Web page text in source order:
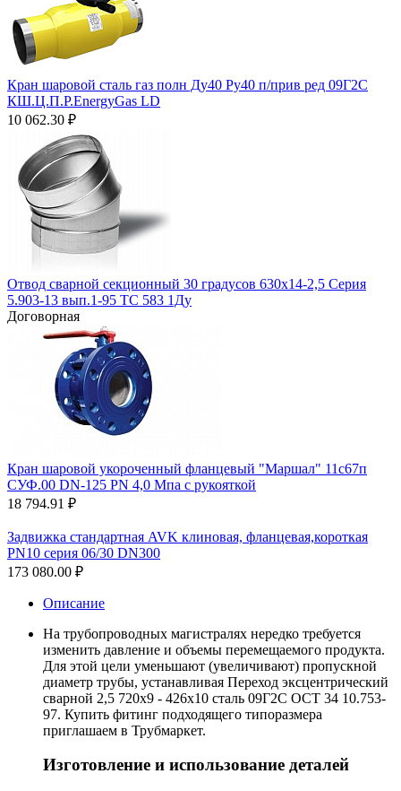
Кран шаровой сталь газ полн Ду40 Ру40 п/прив ред 09Г2С
КШ.Ц.П.Р.EnergyGas LD
10 062.30 ₽
Отвод сварной секционный 30 градусов 630х14-2,5 Серия
5.903-13 вып.1-95 ТС 583 1Ду
Договорная
Кран шаровой укороченный фланцевый "Маршал" 11с67п
СУФ.00 DN-125 PN 4,0 Мпа с рукояткой
18 794.91 ₽
Задвижка стандартная AVK клиновая, фланцевая,короткая
PN10 cерия 06/30 DN300
173 080.00 ₽
Описание
На трубопроводных магистралях нередко требуется
изменить давление и объемы перемещаемого продукта.
Для этой цели уменьшают (увеличивают) пропускной
диаметр трубы, устанавливая Переход эксцентрический
сварной 2,5 720х9 - 426х10 сталь 09Г2С ОСТ 34 10.753-
97. Купить фитинг подходящего типоразмера
приглашаем в Трубмаркет.
Изготовление и использование деталей